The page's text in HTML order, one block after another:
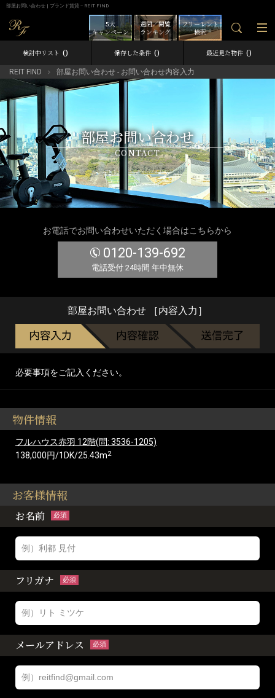
部屋お問い合わせ | ブランド賃貸－REIT FIND
フリーレント
検索
週間／閲覧
ランキング
5大
キャンペーン
検討中リスト 0 保存した条件 0 最近見た物件 0
REIT FIND 部屋お問い合わせ - お問い合わせ内容入力
部屋お問い合わせ
CONTACT
お電話でお問い合わせいただく場合はこちらから
0120-139-692
電話受付 24時間 年中無休
部屋お問い合わせ ［内容入力］
必要事項をご記入ください。
物件情報
フルハウス赤羽 12階(問: 3536-1205)
138,000円/1DK/25.43m2
お客様情報
お名前 必須
フリガナ 必須
メールアドレス 必須